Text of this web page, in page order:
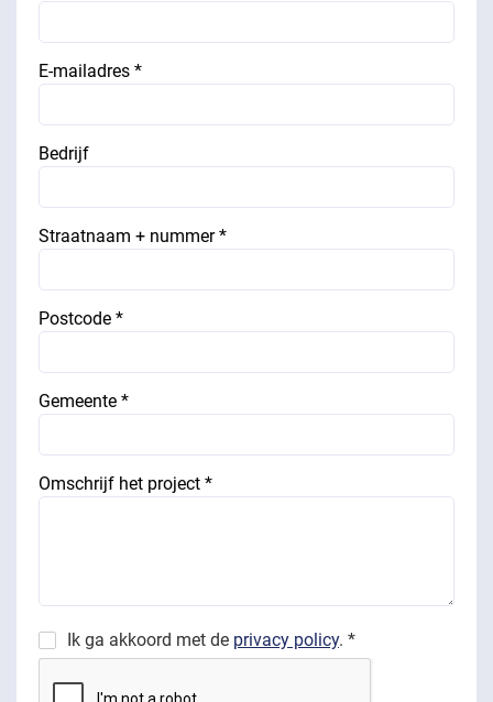
E-mailadres *
Bedrijf
Straatnaam + nummer *
Postcode *
Gemeente *
Omschrijf het project *
Ik ga akkoord met de privacy policy. *